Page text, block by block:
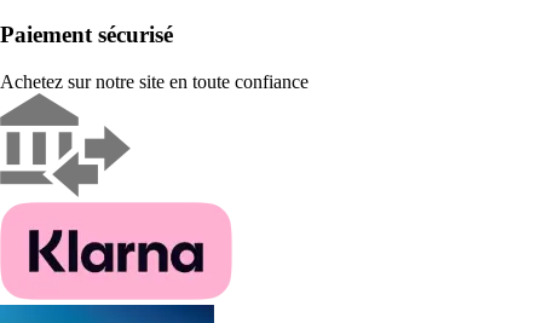
Paiement sécurisé
Achetez sur notre site en toute confiance